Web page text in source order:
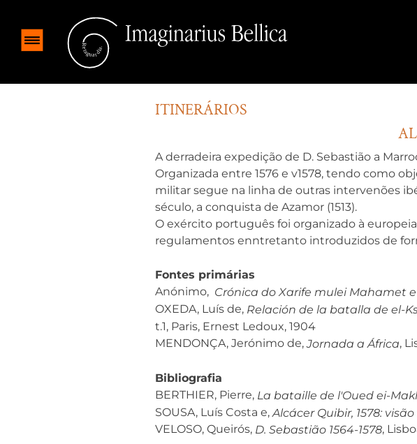
ITINERÁRIOS
A derradeira expedição de D. Sebastião a
Organizada entre 1576 e v1578, tendo como
militar segue na linha de outras intervenões
século, a conquista de Azamor (1513).
O exército português foi organizado à
regulamentos enntretanto introduzidos de
Fontes primárias
Anónimo, Crónica do Xarife mulei Mahamet e
OXEDA, Luís de, Relación de la batalla de el-
t.1, Paris, Ernest Ledoux, 1904
MENDONÇA, Jerónimo de,Jornada a África,
Bibliografia
BERTHIER, Pierre, La bataille de l'Oued ei-
SOUSA, Luís Costa e, Alcácer Quibir, 1578:
VELOSO, Queirós, D. Sebastião 1564-1578,